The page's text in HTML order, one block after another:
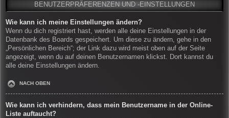
BENUTZERPRÄFERENZEN UND -EINSTELLUNGEN
Wie kann ich meine Einstellungen ändern?
Wenn du dich registriert hast, werden alle deine Einstellungen in der
Datenbank des Boards gespeichert. Um diese zu ändern, gehe in den
„Persönlichen Bereich“; der Link dazu wird meist oben auf der Seite
angezeigt, wenn du auf deinen Benutzernamen klickst. Dort kannst du
alle deine Einstellungen ändern.
NACH OBEN
Wie kann ich verhindern, dass mein Benutzername in der Online-
Liste auftaucht?